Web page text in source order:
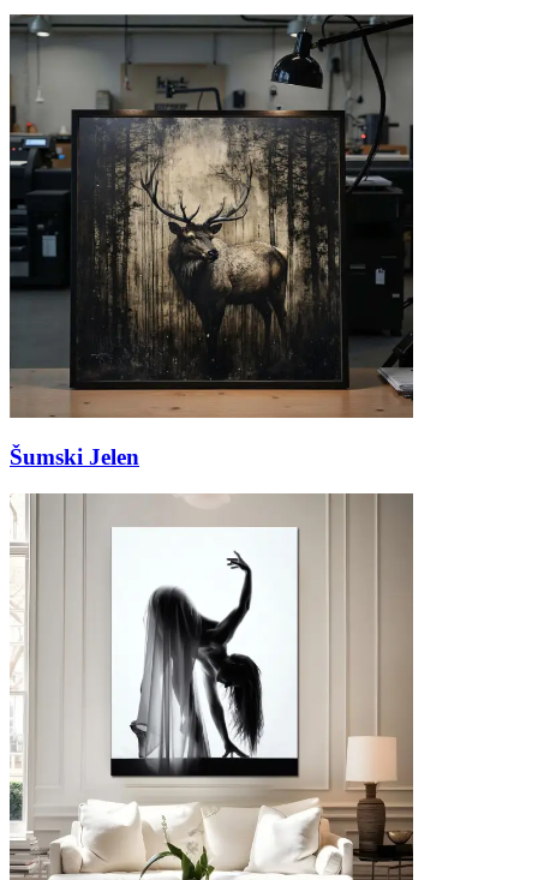
Šumski Jelen